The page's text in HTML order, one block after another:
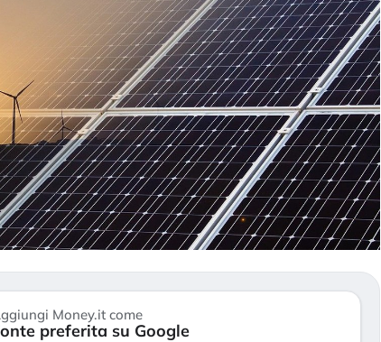
Money.it come
preferita su Google
alla
guidando il
«La mia vita è rovinata». Investitori
in preda al panico dopo lo scoppio
della bolla AI
Kospi, mentre gli investitori retail (…)
30 luglio 2026